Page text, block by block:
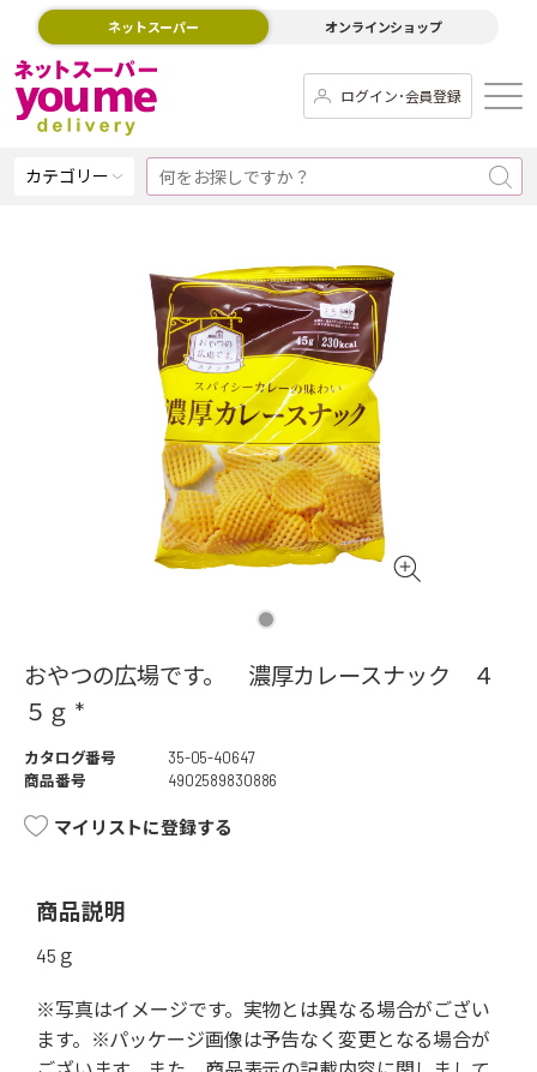
ネットスーパー オンラインショップ
ログイン･会員登録
カテゴリー
おやつの広場です。 濃厚カレースナック ４
５ｇ *
カタログ番号
35-05-40647
商品番号
4902589830886
マイリストに登録する
商品説明
45ｇ
※写真はイメージです。実物とは異なる場合がござい
ます。※パッケージ画像は予告なく変更となる場合が